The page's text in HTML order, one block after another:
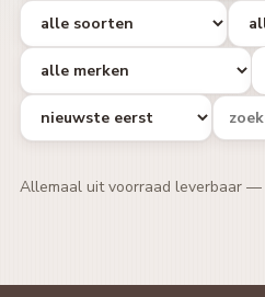
Allemaal uit voorraad leverbaar